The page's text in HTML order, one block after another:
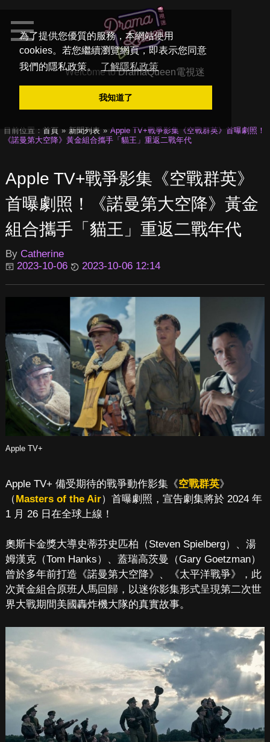
為了提供您優質的服務，本網站使用
cookies。若您繼續瀏覽網頁，即表示您同意
我們的隱私政策。
了解隱私政策
我知道了
Welcome toDramaQueen電視迷
目前位置： 首頁 新聞列表
Apple TV+戰爭影集《空戰群英》首曝劇照！
《諾曼第大空降》黃金組合攜手「貓王」重返二戰年代
Apple TV+戰爭影集《空戰群英》
首曝劇照！《諾曼第大空降》黃金
組合攜手「貓王」重返二戰年代
By Catherine
2023-10-06
2023-10-06 12:14
Apple TV+
Apple TV+ 備受期待的戰爭動作影集《空戰群英》
（ Masters of the Air）首曝劇照，宣告劇集將於 2024 年
1 月 26 日在全球上線！
奧斯卡金獎大導史蒂芬史匹柏（Steven Spielberg）、湯
姆漢克（Tom Hanks）、蓋瑞高茨曼（Gary Goetzman）
曾於多年前打造《諾曼第大空降》、《太平洋戰爭》，此
次黃金組合原班人馬回歸，以迷你影集形式呈現第二次世
界大戰期間美國轟炸機大隊的真實故事。